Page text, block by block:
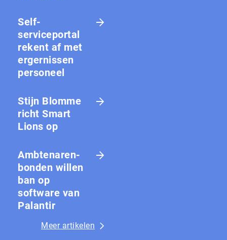
Self-
serviceportal
rekent af met
ergernissen
personeel
Stijn Blomme
richt Smart
Lions op
Amb­te­na­ren­
bon­den willen
ban op
software van
Palantir
Meer artikelen